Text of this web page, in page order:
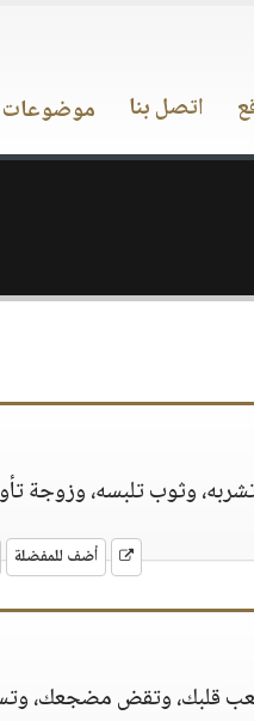
اتصل بنا
وثوب تلبسه، وزوجة
أضف للمفضلة
قلبك، وتقض مضجعك،